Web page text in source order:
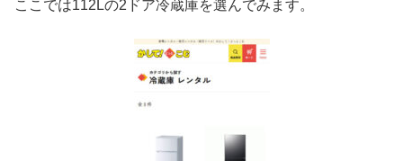
ここでは112Lの2ドア冷蔵庫を選んでみます。